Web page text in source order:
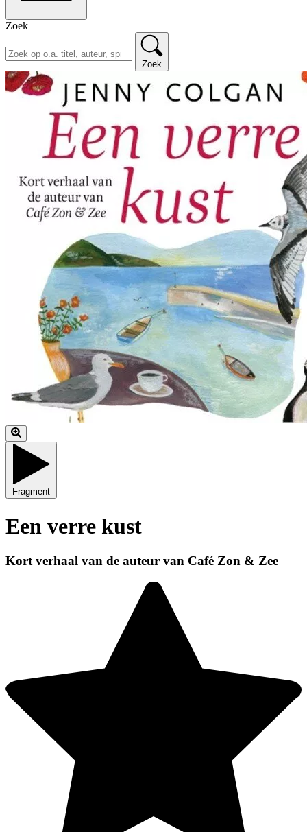
Zoek
Zoek
Fragment
Een verre kust
Kort verhaal van de auteur van Café Zon & Zee